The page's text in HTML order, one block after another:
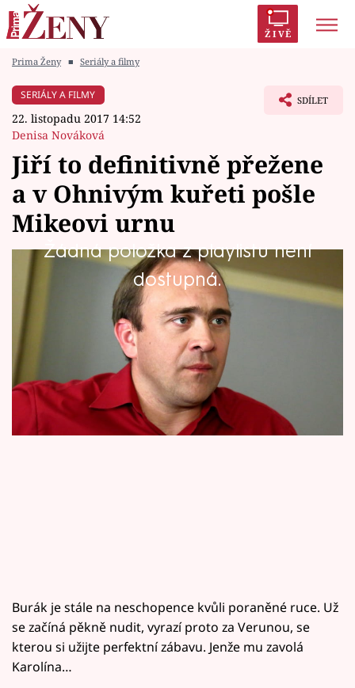
ŽIVĚ
Módní alarm
Témata
Celebrity
Vztahy
Seriály
Sledujte prima+
Filmový festival Karlovy Vary
Sledujte nás
Prima Ženy ■ Seriály a filmy
SERIÁLY A FILMY
22. listopadu 2017 14:52
Denisa Nováková
SDÍLET
Jiří to definitivně přežene
a v Ohnivým kuřeti pošle
Mikeovi urnu
Žádná položka z playlistu není
dostupná.
Posedlost Klárou dovede Jiřího dříve či později
do policejních pout. Jen aby to nebylo až příliš
pozdě…
Burák je stále na neschopence kvůli poraněné ruce. Už
se začíná pěkně nudit, vyrazí proto za Verunou, se
kterou si užijte perfektní zábavu. Jenže mu zavolá
Karolína…